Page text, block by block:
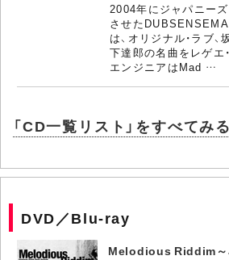
2004年にジャパニー
させた
は、オリジナル・ラブ、
下達郎の名曲をレゲエ
エンジニアはMad …
「CD一覧リスト」をすべてみ
DVD／Blu-ray
Melodious Riddim～